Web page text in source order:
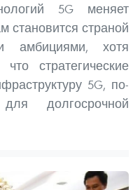
5G меняет
становится страной
амбициями, хотя
стратегические
5G, по-
долгосрочной